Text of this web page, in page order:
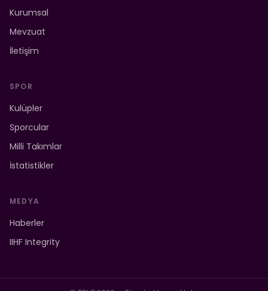
Kurumsal
Mevzuat
İletişim
SPOR
Kulüpler
Sporcular
Milli Takımlar
İstatistikler
MEDYA
Haberler
IIHF Integrity